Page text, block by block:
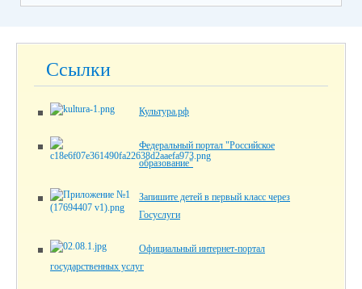
Ссылки
Культура.рф
Федеральный портал "Российское
образование"
Запишите детей в первый класс через
Госуслуги
Официальный интернет-портал
государственных услуг